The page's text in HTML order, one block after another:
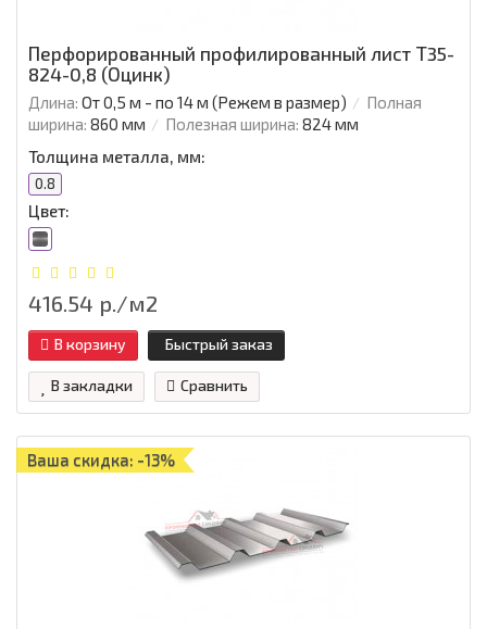
Перфорированный профилированный лист Т35-
824-0,8 (Оцинк)
Длина: От 0,5 м - по 14 м (Режем в размер)
Полная
ширина: 860 мм Полезная ширина: 824 мм
Толщина металла, мм:
0.8
Цвет:
416.54 р./м2
В корзину Быстрый заказ
В закладки Сравнить
Ваша скидка: -13%